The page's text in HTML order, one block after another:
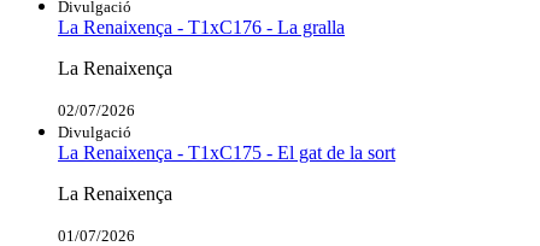
Divulgació
La Renaixença - T1xC176 - La gralla
La Renaixença
02/07/2026
Divulgació
La Renaixença - T1xC175 - El gat de la sort
La Renaixença
01/07/2026